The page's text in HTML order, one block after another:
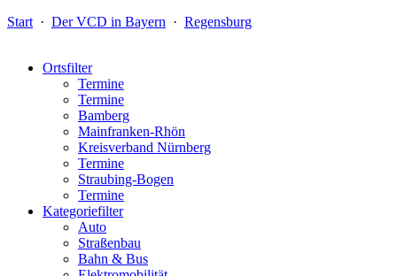
Start · Der VCD in Bayern · Regensburg
Ortsfilter
Termine
Termine
Bamberg
Mainfranken-Rhön
Kreisverband Nürnberg
Termine
Straubing-Bogen
Termine
Kategoriefilter
Auto
Straßenbau
Bahn & Bus